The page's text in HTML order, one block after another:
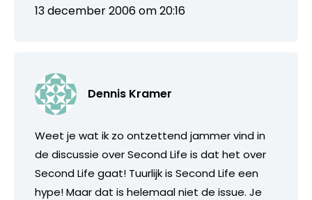
13 december 2006 om 20:16
Dennis Kramer
Weet je wat ik zo ontzettend jammer vind in
de discussie over Second Life is dat het over
Second Life gaat! Tuurlijk is Second Life een
hype! Maar dat is helemaal niet de issue. Je